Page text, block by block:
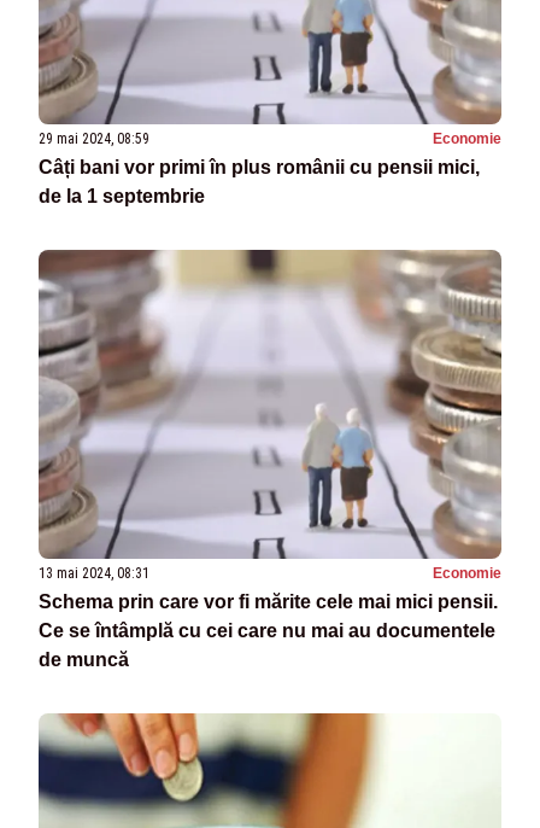
29 mai 2024, 08:59 Economie
Câți bani vor primi în plus românii cu pensii mici,
de la 1 septembrie
13 mai 2024, 08:31 Economie
Schema prin care vor fi mărite cele mai mici pensii.
Ce se întâmplă cu cei care nu mai au documentele
de muncă